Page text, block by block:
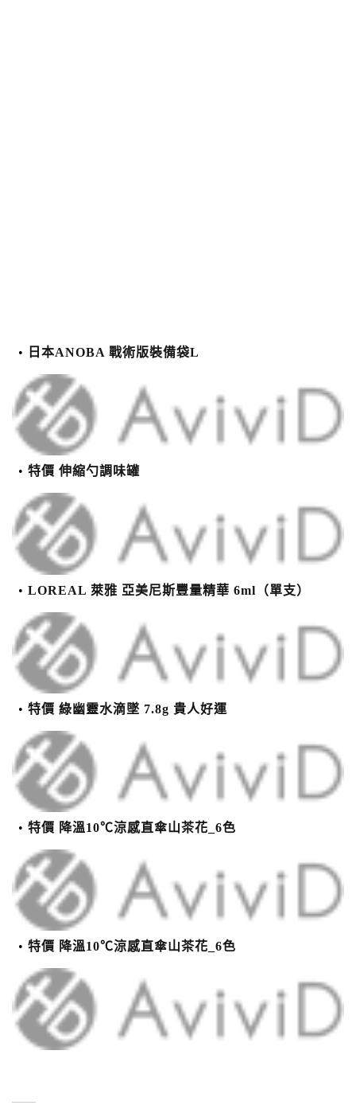
日本ANOBA 戰術版裝備袋L
特價 伸縮勺調味罐
LOREAL 萊雅 亞美尼斯豐量精華 6ml（單支）
特價 綠幽靈水滴墜 7.8g 貴人好運
特價 降溫10℃涼感直傘山茶花_6色
特價 降溫10℃涼感直傘山茶花_6色